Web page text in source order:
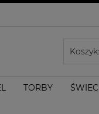
Koszyk:
TORBY